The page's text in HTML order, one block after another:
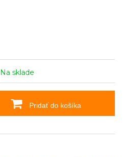
Na sklade
Pridať do košíka